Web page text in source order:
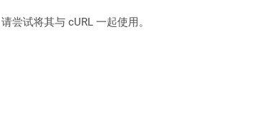
尝试将其与 cURL 一起使用。